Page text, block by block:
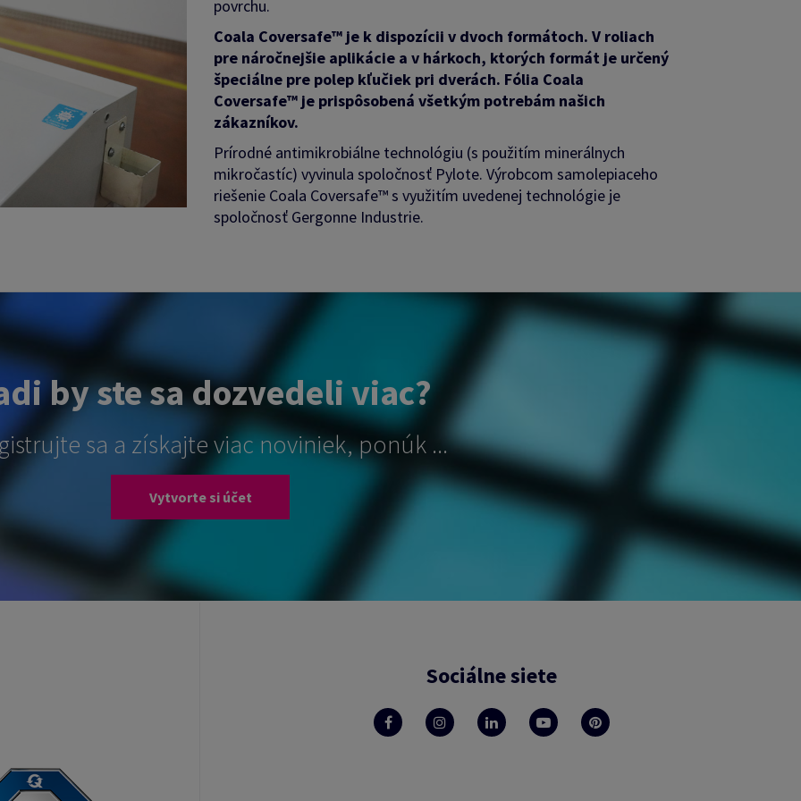
povrchu.
Coala Coversafe™ je k dispozícii v dvoch formátoch. V roliach
pre náročnejšie aplikácie a v hárkoch, ktorých formát je určený
špeciálne pre polep kľučiek pri dverách. Fólia Coala
Coversafe™ je prispôsobená všetkým potrebám našich
zákazníkov.
Prírodné antimikrobiálne technológiu (s použitím minerálnych
mikročastíc) vyvinula spoločnosť Pylote. Výrobcom samolepiaceho
riešenie Coala Coversafe™ s využitím uvedenej technológie je
spoločnosť Gergonne Industrie.
by ste sa dozvedeli viac?
sa a získajte viac noviniek, ponúk ...
Vytvorte si účet
Sociálne siete